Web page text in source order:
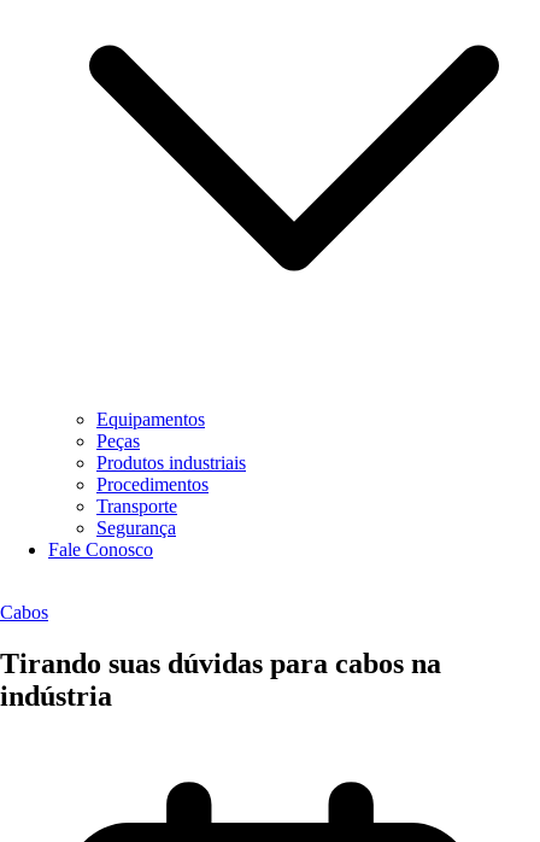
Equipamentos
Peças
Produtos industriais
Procedimentos
Transporte
Segurança
Fale Conosco
Cabos
Tirando suas dúvidas para cabos na
indústria